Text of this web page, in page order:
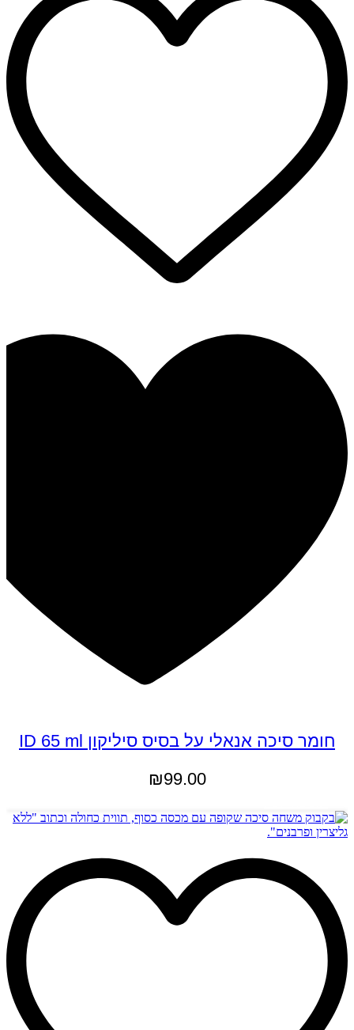
חומר סיכה אנאלי על בסיס סיליקון ID 65 ml
₪99.00